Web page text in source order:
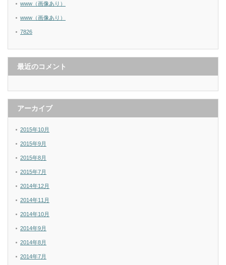
www（画像あり）
www（画像あり）
7826
最近のコメント
アーカイブ
2015年10月
2015年9月
2015年8月
2015年7月
2014年12月
2014年11月
2014年10月
2014年9月
2014年8月
2014年7月